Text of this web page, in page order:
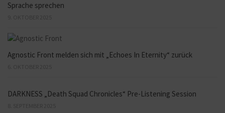
Sprache sprechen
Agnostic Front melden sich mit „Echoes In Eternity“ zurück
DARKNESS „Death Squad Chronicles“ Pre-Listening Session